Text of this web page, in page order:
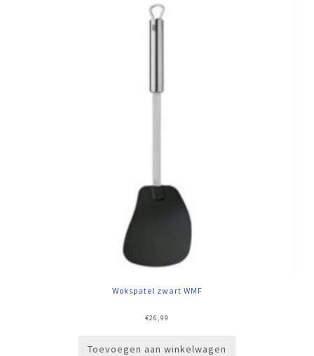
Wokspatel zwart WMF
€26,99
Toevoegen aan winkelwagen